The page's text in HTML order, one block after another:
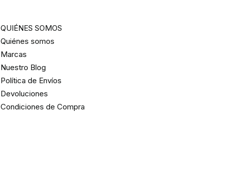
QUIÉNES SOMOS
Quiénes somos
Marcas
Nuestro Blog
Política de Envíos
Devoluciones
Condiciones de Compra